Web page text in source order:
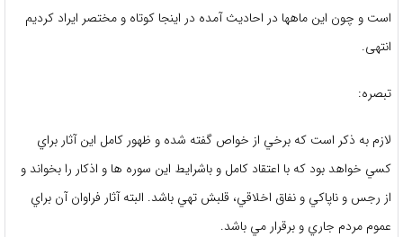
است و چون اين ماهها در احاديث‏ آمده در اينجا كوتاه و مختصر ايراد كرديم
انتهى.
تبصره:
لازم به ذكر است كه برخي از خواص گفته شده و ظهور كامل اين آثار براي
كسي خواهد بود كه با اعتقاد كامل و باشرايط اين سوره ها و اذكار را بخواند و
از رجس و ناپاكي و نفاق اخلاقي، قلبش تهي باشد. البته آثار فراوان آن براي
عموم مردم جاري و برقرار مي باشد.